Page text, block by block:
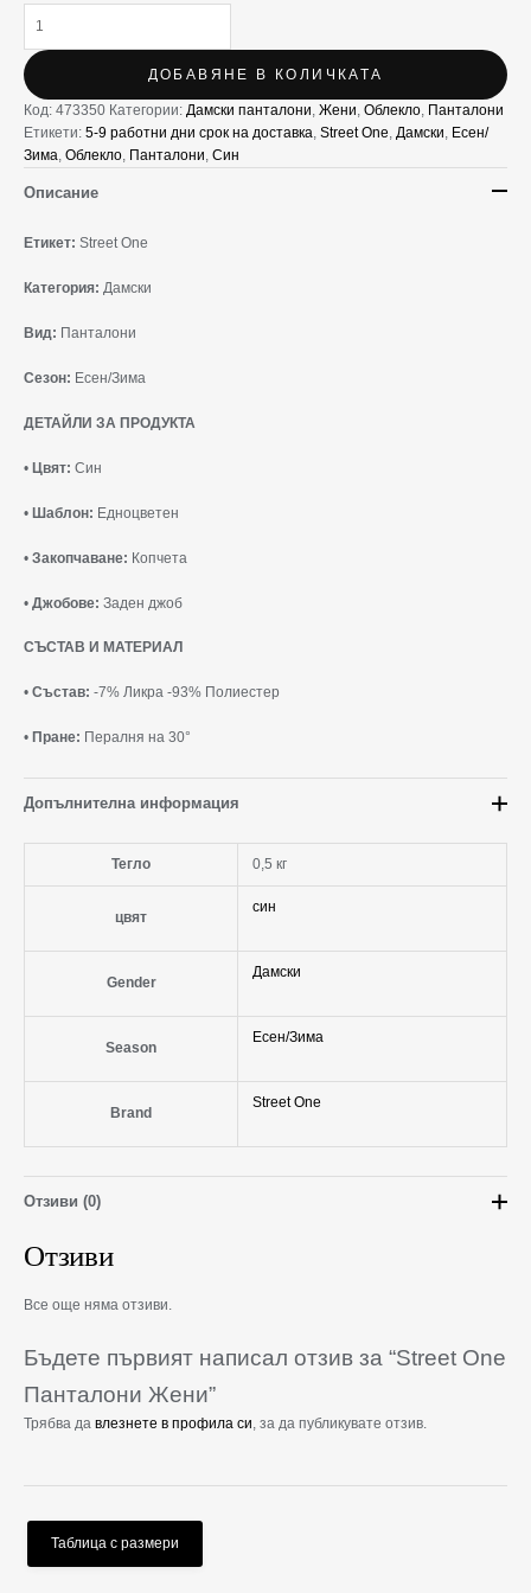
ДОБАВЯНЕ В КОЛИЧКАТА
Код: 473350 Категории: Дамски панталони Жени Облекло Панталони
Етикети: 5-9 работни дни срок на доставка Street One Дамски Есен/
Зима Облекло Панталони Син
Описание
Етикет: Street One
Категория: Дамски
Вид: Панталони
Сезон: Есен/Зима
ДЕТАЙЛИ ЗА ПРОДУКТА
• Цвят: Син
• Шаблон: Едноцветен
• Закопчаване: Копчета
• Джобове: Заден джоб
СЪСТАВ И МАТЕРИАЛ
• Състав: -7% Ликра -93% Полиестер
• Пране: Пералня на 30°
Допълнителна информация
Тегло 0,5 кг
цвят
син
Gender
Дамски
Season
Есен/Зима
Brand
Street One
Отзиви (0)
Отзиви
Все още няма отзиви.
Бъдете първият написал отзив за “Street One
Панталони Жени”
Трябва да влезнете в профила си , за да публикувате отзив.
Таблица с размери